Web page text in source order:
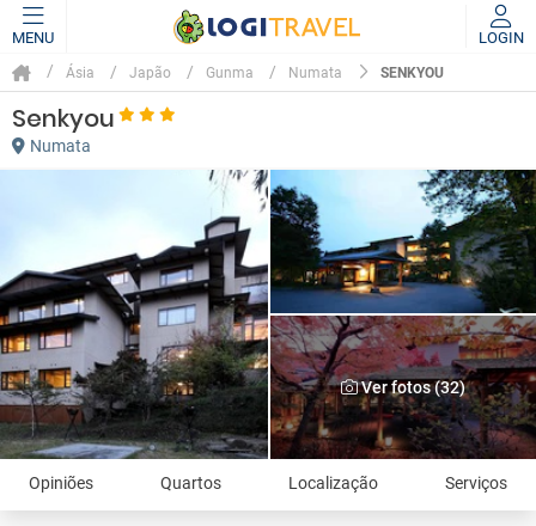
MENU LOGIN
Ásia Japão Gunma Numata SENKYOU
Senkyou
Numata
Ver fotos (32)
Opiniões Quartos Localização Serviços